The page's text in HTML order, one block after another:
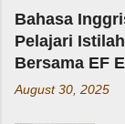
Bahasa
Pelajari
Bersama EF
August 30, 2025